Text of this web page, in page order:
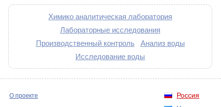
Химико аналитическая лаборатория
Лабораторные исследования
Производственный контроль
Анализ воды
Исследование воды
Россия
О проекте